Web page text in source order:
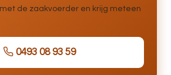
de zaakvoerder en krijg meteen
0493 08 93 59